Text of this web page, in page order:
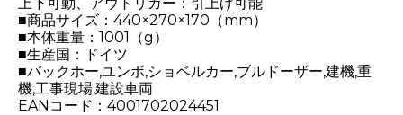
■商品サイズ：440×270×170（mm）
■本体重量：1001（g）
■生産国：ドイツ
■バックホー,ユンボ,ショベルカー,ブルドーザー,建機,重
機,工事現場,建設車両
EANコード：4001702024451